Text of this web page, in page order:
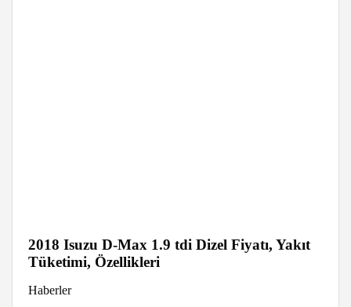
2018 Isuzu D-Max 1.9 tdi Dizel Fiyatı, Yakıt
Tüketimi, Özellikleri
Haberler